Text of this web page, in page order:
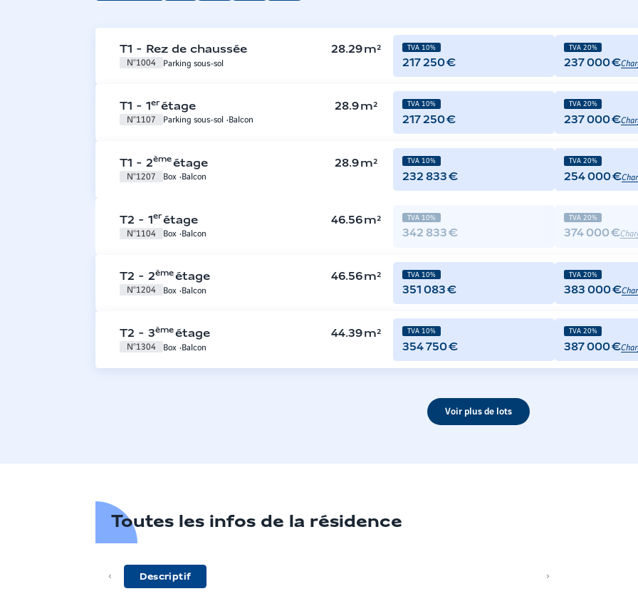
T1 - Rez de chaussée
N°1004 Parking sous-sol
28.29m² TVA 10%
217 250 €
TVA 20%
237 000 €
T1 - 1 erétage
N°1107 Parking sous-sol Balcon
28.9m² TVA 10%
217 250 €
TVA 20%
237 000 €
T1 - 2èmeétage
N°1207 Box Balcon
28.9m² TVA 10%
232 833 €
TVA 20%
254 000 €
T2 - 1 erétage
N°1104 Box Balcon
46.56m² TVA 10%
342 833 €
TVA 20%
374 000 €
T2 - 2èmeétage
N°1204 Box Balcon
46.56m² TVA 10%
351 083 €
TVA 20%
383 000 €
T2 - 3èmeétage
N°1304 Box Balcon
44.39m² TVA 10%
354 750 €
TVA 20%
387 000 €
Voir plus de lots
Toutes les infos de la résidence
Descriptif